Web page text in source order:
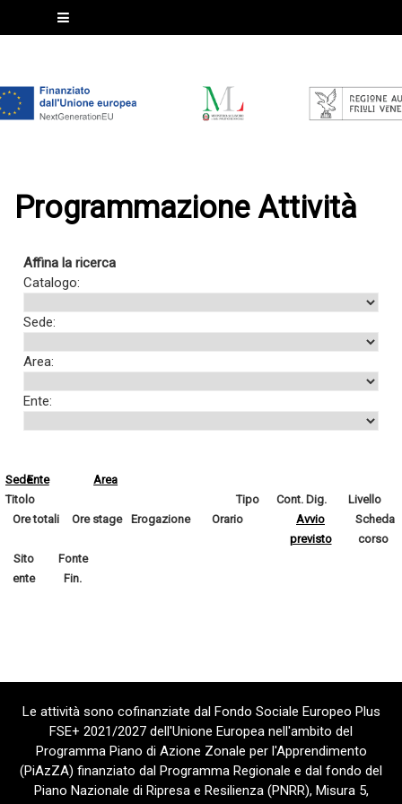
Programmazione Attività
Affina la ricerca
Catalogo:
Sede:
Area:
Ente:
SedeEnte
Area
Titolo
Tipo Cont. Dig.
Livello
Ore totali
Ore stage Erogazione Orario
Avvio
previsto
Scheda
corso
Sito
ente
Fonte
Fin.
Le attività sono cofinanziate dal Fondo Sociale Europeo Plus
FSE+ 2021/2027 dell'Unione Europea nell'ambito del
Programma Piano di Azione Zonale per l'Apprendimento
(PiAzZA) finanziato dal Programma Regionale e dal fondo del
Piano Nazionale di Ripresa e Resilienza (PNRR), Misura 5,